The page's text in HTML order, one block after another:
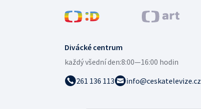
Divácké centrum
každý všední den:8:00—16:00 hodin
261 136 113
info@ceskatelevize.cz